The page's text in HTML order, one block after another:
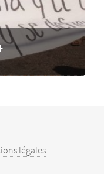
légales